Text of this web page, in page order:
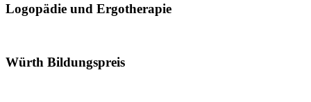
Logopädie und Ergotherapie
Würth Bildungspreis